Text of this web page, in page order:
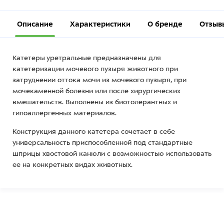
Описание Характеристики О бренде
Катетеры уретральные предназначены для
катетеризации мочевого пузыря животного при
затруднении оттока мочи из мочевого пузыря, при
мочекаменной болезни или после хирургических
вмешательств. Выполнены из биотолерантных и
гипоаллергенных материалов.
Конструкция данного катетера сочетает в себе
универсальность приспособленной под стандартные
шприцы хвостовой канюли с возможностью использовать
ее на конкретных видах животных.